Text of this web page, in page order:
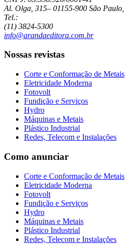
Al. Olga, 315– 01155-900 São Paulo
Tel.:
(11) 3824-5300
info@arandaeditora.com.br
Nossas revistas
Corte e Conformação de Metais
Eletricidade Moderna
Fotovolt
Fundição e Serviços
Hydro
Máquinas e Metais
Plástico Industrial
Redes, Telecom e Instalações
Como anunciar
Corte e Conformação de Metais
Eletricidade Moderna
Fotovolt
Fundição e Serviços
Hydro
Máquinas e Metais
Plástico Industrial
Redes, Telecom e Instalações